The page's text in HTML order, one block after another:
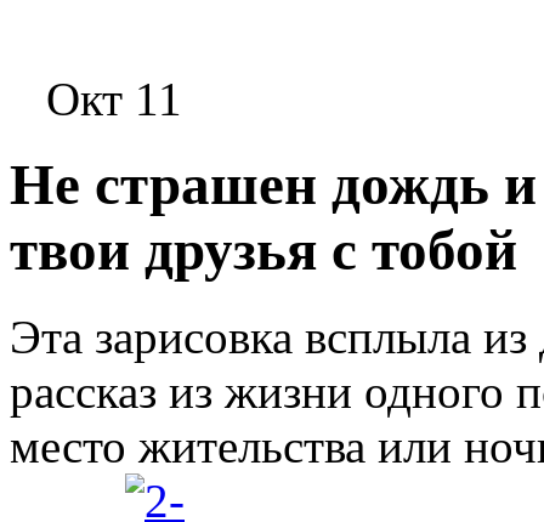
Окт 11
Не страшен дождь
твои друзья с тобой
Эта зарисовка всплыла
рассказ из жизни одного
место жительства или